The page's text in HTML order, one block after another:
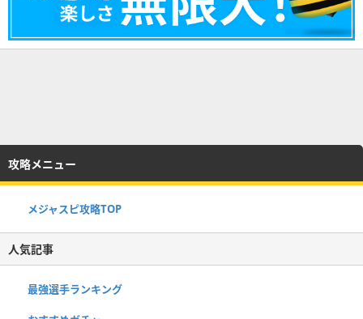
攻略メニュー
メジャスピ攻略TOP
人気記事
最強選手ランキング